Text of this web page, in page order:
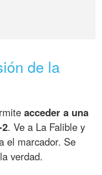
de la
acceder a una
. Ve a La Falible y
el marcador. Se
verdad.